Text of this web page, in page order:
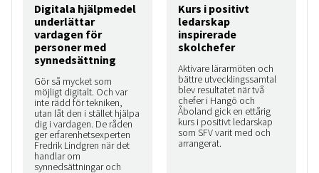
Digitala hjälpmedel
underlättar
vardagen för
personer med
synnedsättning
Gör så mycket som
möjligt digitalt. Och var
inte rädd för tekniken,
utan låt den i stället hjälpa
dig i vardagen. De råden
ger erfarenhetsexperten
Fredrik Lindgren när det
handlar om
synnedsättningar och
Kurs i positivt
ledarskap
inspirerade
skolchefer
Aktivare lärarmöten och
bättre utvecklingssamtal
blev resultatet när två
chefer i Hangö och
Åboland gick en ettårig
kurs i positivt ledarskap
som SFV varit med och
arrangerat.